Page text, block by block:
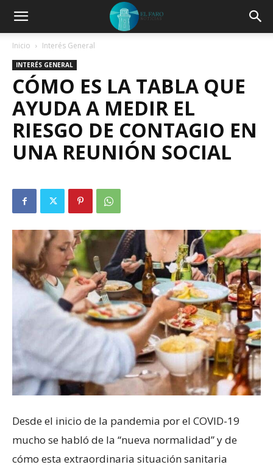
Inicio Interés General
INTERÉS GENERAL
CÓMO ES LA TABLA QUE
AYUDA A MEDIR EL
RIESGO DE CONTAGIO EN
UNA REUNIÓN SOCIAL
Desde el inicio de la pandemia por el COVID-19
mucho se habló de la “nueva normalidad” y de
cómo esta extraordinaria situación sanitaria